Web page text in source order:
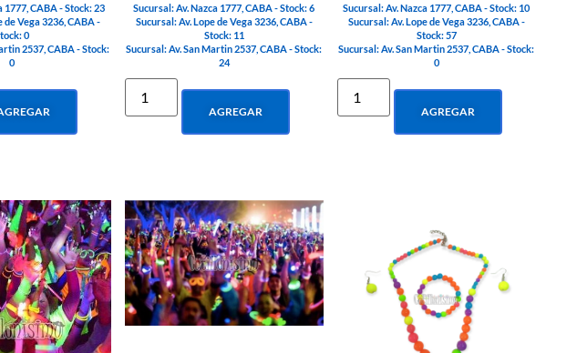
1777, CABA - Stock: 23
de Vega 3236, CABA -
0
2537, CABA - Stock:
0
Sucursal: Av. Nazca 1777, CABA - Stock: 6
Sucursal: Av. Lope de Vega 3236, CABA -
Stock: 11
Sucursal: Av. San Martin 2537, CABA - Stock:
24
AGREGAR
Sucursal: Av. Nazca 1777, CABA - Stock: 10
Sucursal: Av. Lope de Vega 3236, CABA -
Stock: 57
Sucursal: Av. San Martin 2537, CABA - Stock:
0
AGREGAR